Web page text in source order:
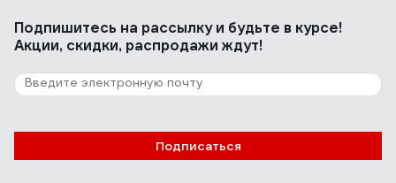
Подпишитесь на рассылкуи будьте в курсе!
Акции, скидки, распродажи ждут!
Подписаться